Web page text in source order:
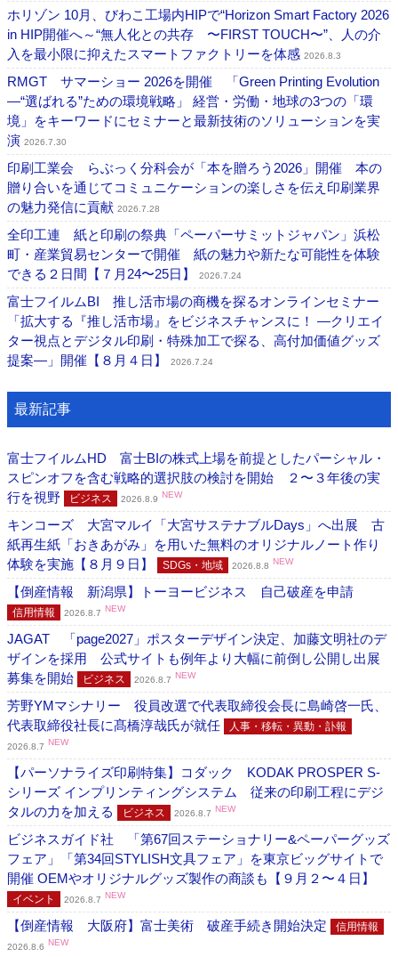
ホリゾン 10月、びわこ工場内HIPで“Horizon Smart Factory 2026
in HIP開催へ～“無人化との共存 〜FIRST TOUCH〜”、人の介
入を最小限に抑えたスマートファクトリーを体感 2026.8.3
RMGT サマーショー 2026を開催 「Green Printing Evolution
―“選ばれる”ための環境戦略」 経営・労働・地球の3つの「環
境」をキーワードにセミナーと最新技術のソリューションを実
演 2026.7.30
印刷工業会 らぶっく分科会が「本を贈ろう2026」開催 本の
贈り合いを通じてコミュニケーションの楽しさを伝え印刷業界
の魅力発信に貢献 2026.7.28
全印工連 紙と印刷の祭典「ペーパーサミットジャパン」浜松
町・産業貿易センターで開催 紙の魅力や新たな可能性を体験
できる２日間【７月24〜25日】
2026.7.24
富士フイルムBI 推し活市場の商機を探るオンラインセミナー
「拡大する『推し活市場』をビジネスチャンスに！ ―クリエイ
ター視点とデジタル印刷・特殊加工で探る、高付加価値グッズ
提案―」開催【８月４日】
2026.7.24
最新記事
富士フイルムHD 富士BIの株式上場を前提としたパーシャル・
スピンオフを含む戦略的選択肢の検討を開始 ２〜３年後の実
行を視野
ビジネス 2026.8.9 NEW
キンコーズ 大宮マルイ「大宮サステナブルDays」へ出展 古
紙再生紙「おきあがみ」を用いた無料のオリジナルノート作り
体験を実施【８月９日】
SDGs・地域 2026.8.8 NEW
【倒産情報 新潟県】トーヨービジネス 自己破産を申請
信用情報 2026.8.7 NEW
JAGAT 「page2027」ポスターデザイン決定、加藤文明社のデ
ザインを採用 公式サイトも例年より大幅に前倒し公開し出展
募集を開始
ビジネス 2026.8.7 NEW
芳野YMマシナリー 役員改選で代表取締役会長に島崎啓一氏、
代表取締役社長に髙橋淳哉氏が就任
人事・移転・異動・訃報
2026.8.7 NEW
【パーソナライズ印刷特集】コダック KODAK PROSPER S-
シリーズ インプリンティングシステム 従来の印刷工程にデジ
タルの力を加える
ビジネス 2026.8.7 NEW
ビジネスガイド社 「第67回ステーショナリー&ペーパーグッズ
フェア」「第34回STYLISH文具フェア」を東京ビッグサイトで
開催 OEMやオリジナルグッズ製作の商談も【９月２〜４日】
イベント 2026.8.7 NEW
【倒産情報 大阪府】富士美術 破産手続き開始決定 信用情報
2026.8.6 NEW